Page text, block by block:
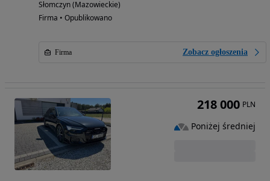
Słomczyn (Mazowieckie)
Firma • Opublikowano
Firma Zobacz ogłoszenia
218 000 PLN
Poniżej średniej